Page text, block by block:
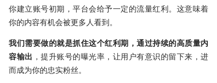
你建立账号初期，平台会给予一定的流量红利。这意味着
你的内容有机会被更多人看到。
我们需要做的就是抓住这个红利期，通过持续的高质量内
容输出 ，提升账号的曝光率，让用户有意识的留下来，进
而成为你的忠实粉丝。